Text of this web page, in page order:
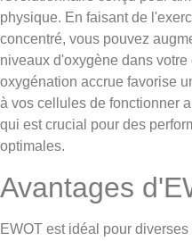
physique. En faisant de
concentré, vous pouvez
niveaux d'oxygène dans
oxygénation accrue favorise
à vos cellules de fonctionner
qui est crucial pour des
optimales.
Avantages
EWOT est idéal pour